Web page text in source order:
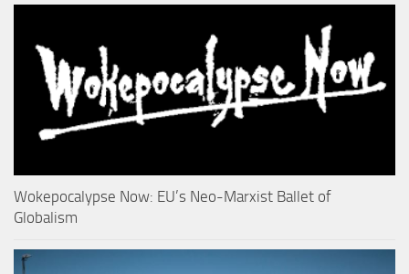
Wokepocalypse Now: EU’s Neo-Marxist Ballet of
Globalism